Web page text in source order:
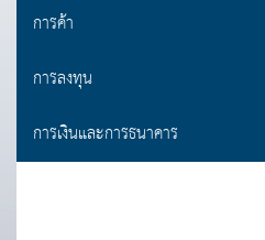
การค้า
การลงทุน
การเงินและการธนาคาร